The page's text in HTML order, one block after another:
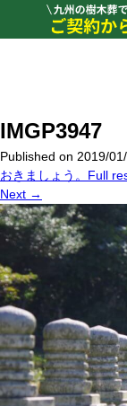
IMGP3947
Published on 2019/
おきましょう。 Full
Next →